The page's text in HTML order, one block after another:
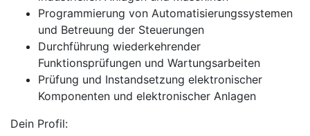
Programmierung von Automatisierungssystemen
und Betreuung der Steuerungen
Durchführung wiederkehrender
Funktionsprüfungen und Wartungsarbeiten
Prüfung und Instandsetzung elektronischer
Komponenten und elektronischer Anlagen
Dein Profil: